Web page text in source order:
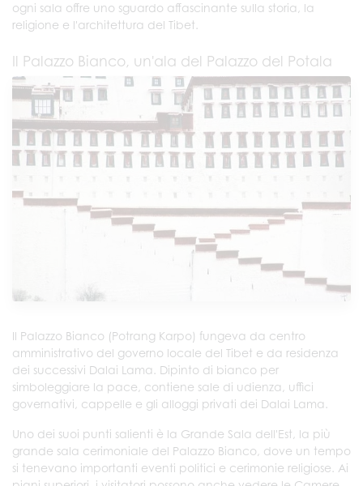
ogni sala offre uno sguardo affascinante sulla storia, la
religione e l'architettura del Tibet.
Il Palazzo Bianco, un'ala del Palazzo del Potala
Il Palazzo Bianco (Potrang Karpo) fungeva da centro
amministrativo del governo locale del Tibet e da residenza
dei successivi Dalai Lama. Dipinto di bianco per
simboleggiare la pace, contiene sale di udienza, uffici
governativi, cappelle e gli alloggi privati dei Dalai Lama.
Uno dei suoi punti salienti è la Grande Sala dell'Est, la più
grande sala cerimoniale del Palazzo Bianco, dove un tempo
si tenevano importanti eventi politici e cerimonie religiose. Ai